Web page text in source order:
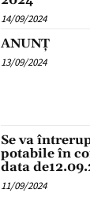
14/09/2024
ANUNȚ
13/09/2024
Se va
potabile în
data
11/09/2024